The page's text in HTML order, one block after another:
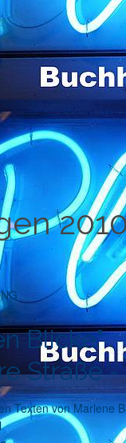
Blicke"
Straße
Texten von Marlene